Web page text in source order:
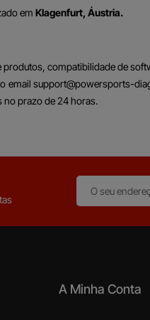
em Klagenfurt, Áustria.
produtos, compatibilidade de
email support@powersports-
prazo de 24 horas.
A Minha Conta